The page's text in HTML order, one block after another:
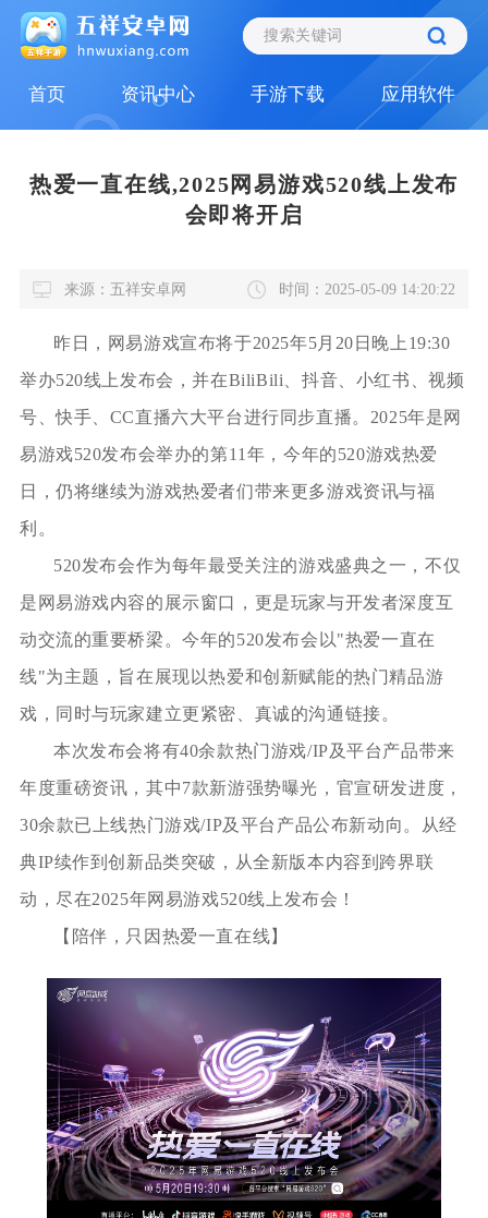
首页 资讯中心 手游下载 应用软件
热爱一直在线,2025网易游戏520线上发布
会即将开启
来源：五祥安卓网 时间：2025-05-09 14:20:22
昨日，网易游戏宣布将于2025年5月20日晚上19:30
举办520线上发布会，并在BiliBili、抖音、小红书、视频
号、快手、CC直播六大平台进行同步直播。2025年是网
易游戏520发布会举办的第11年，今年的520游戏热爱
日，仍将继续为游戏热爱者们带来更多游戏资讯与福
利。
520发布会作为每年最受关注的游戏盛典之一，不仅
是网易游戏内容的展示窗口，更是玩家与开发者深度互
动交流的重要桥梁。今年的520发布会以"热爱一直在
线"为主题，旨在展现以热爱和创新赋能的热门精品游
戏，同时与玩家建立更紧密、真诚的沟通链接。
本次发布会将有40余款热门游戏/IP及平台产品带来
年度重磅资讯，其中7款新游强势曝光，官宣研发进度，
30余款已上线热门游戏/IP及平台产品公布新动向。从经
典IP续作到创新品类突破，从全新版本内容到跨界联
动，尽在2025年网易游戏520线上发布会！
【陪伴，只因热爱一直在线】